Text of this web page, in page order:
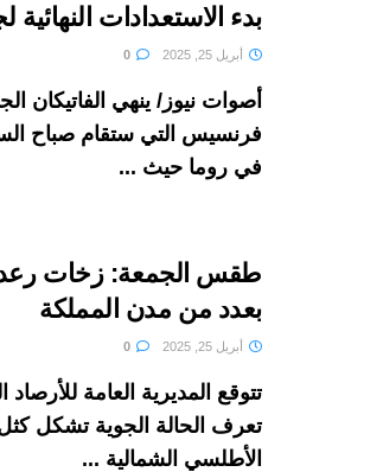
بدء الاستعدادات النهائية
أبريل 25, 2025
أصوات نيوز/ ينهي الفاتيكان
فرنسيس التي ستقام صباح
في روما حيث ...
طقس الجمعة: زخات
بعدد من مدن المملكة
أبريل 25, 2025
تتوقع المديرية العامة للأرصاد
تعرف الحالة الجوية تشكل
الأطلسي الشمالية ...